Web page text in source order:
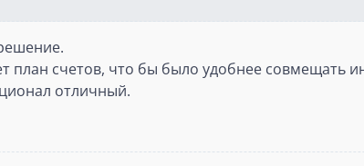
план счетов, что бы было удобнее совмещать
отличный.